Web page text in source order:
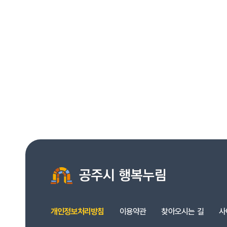
개인정보처리방침 이용약관 찾아오시는 길